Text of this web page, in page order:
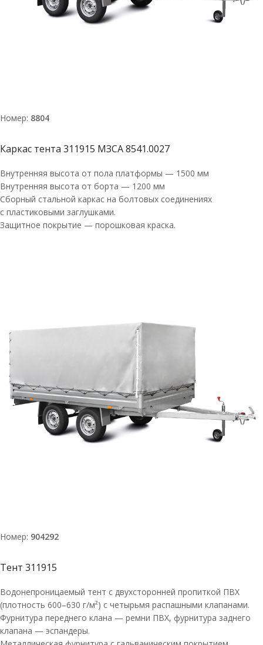
Номер: 8804
Каркас тента 311915 МЗСА 8541.0027
Внутренняя высота от пола платформы — 1500 мм
Внутренняя высота от борта — 1200 мм
Сборный стальной каркас на болтовых соединениях
с пластиковыми заглушками.
Защитное покрытие — порошковая краска.
Номер: 904292
Тент 311915
Водонепроницаемый тент с двухсторонней пропиткой ПВХ
(плотность 600–630 г/м²) с четырьмя распашными клапанами.
Фурнитура переднего клана — ремни ПВХ, фурнитура заднего
клапана — эспандеры.